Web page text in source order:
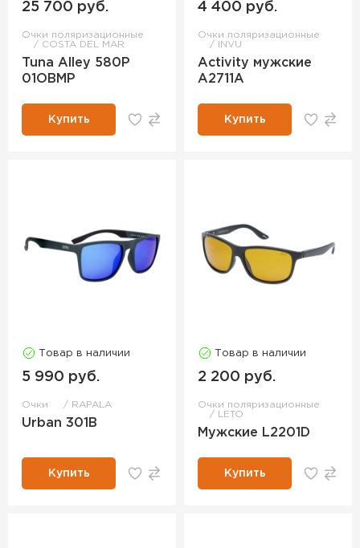
25 700 руб.
Очки поляризационные
COSTA DEL MAR
Tuna Alley 580P
01OBMP
Купить
4 400 руб.
Очки поляризационные
INVU
Activity мужские
A2711A
Купить
Товар в наличии
5 990 руб.
Очки RAPALA
Urban 301B
Купить
Товар в наличии
2 200 руб.
Очки поляризационные
LETO
Мужские L2201D
Купить